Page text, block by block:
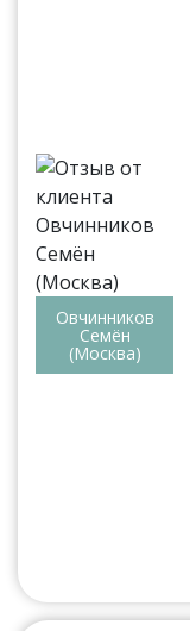
Овчинников
Семён
(Москва)